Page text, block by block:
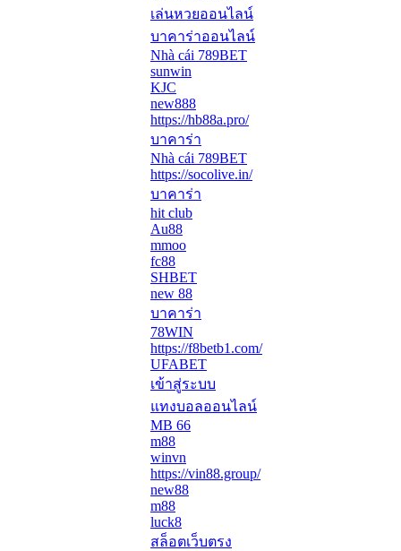
เล่นหวยออนไลน์
บาคาร่าออนไลน์
Nhà cái 789BET
sunwin
KJC
new888
https://hb88a.pro/
บาคาร่า
Nhà cái 789BET
https://socolive.in/
บาคาร่า
hit club
Au88
mmoo
fc88
SHBET
new 88
บาคาร่า
78WIN
https://f8betb1.com/
UFABET
เข้าสู่ระบบ
แทงบอลออนไลน์
MB 66
m88
winvn
https://vin88.group/
new88
m88
luck8
สล็อตเว็บตรง